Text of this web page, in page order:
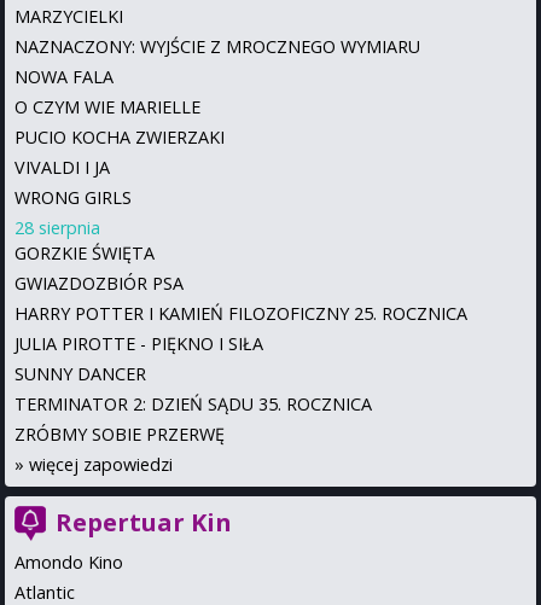
MARZYCIELKI
NAZNACZONY: WYJŚCIE Z MROCZNEGO WYMIARU
NOWA FALA
O CZYM WIE MARIELLE
PUCIO KOCHA ZWIERZAKI
VIVALDI I JA
WRONG GIRLS
28 sierpnia
GORZKIE ŚWIĘTA
GWIAZDOZBIÓR PSA
HARRY POTTER I KAMIEŃ FILOZOFICZNY 25. ROCZNICA
JULIA PIROTTE - PIĘKNO I SIŁA
SUNNY DANCER
TERMINATOR 2: DZIEŃ SĄDU 35. ROCZNICA
ZRÓBMY SOBIE PRZERWĘ
» więcej zapowiedzi
Repertuar Kin
Amondo Kino
Atlantic